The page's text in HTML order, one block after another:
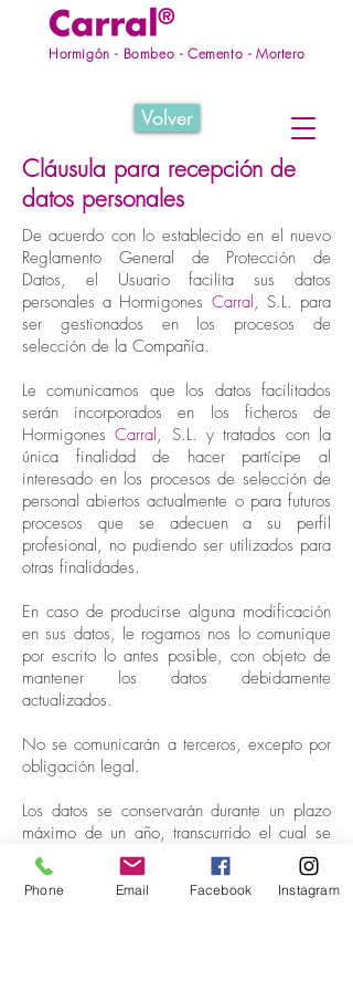
Hormigón - Bombeo - Cemento - Mortero
Volver
Cláusula para recepción de
datos personales
De acuerdo con lo establecido en el nuevo
Reglamento General de Protección de
Datos, el Usuario facilita sus datos
personales a Hormigones Carral, S.L. para
ser gestionados en los procesos de
selección de la Compañía.
Le comunicamos que los datos facilitados
serán incorporados en los ficheros de
HormigonesCarral, S.L. y tratados con la
única finalidad de hacer partícipe al
interesado en los procesos de selección de
personal abiertos actualmente o para futuros
procesos que se adecuen a su perfil
profesional, no pudiendo ser utilizados para
otras finalidades.
En caso de producirse alguna modificación
en sus datos, le rogamos nos lo comunique
por escrito lo antes posible, con objeto de
mantener los datos debidamente
actualizados.
No se comunicarán a terceros, excepto por
obligación legal.
Los datos se conservarán durante un plazo
máximo de un año, transcurrido el cual se
procederá a la supresión de estos
garantizándole un total respeto a la
confidencialidad.
Phone Email Facebook Instagram